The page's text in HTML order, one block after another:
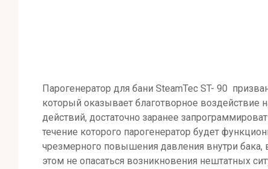
Парогенератор для бани SteamTec ST- 90
который оказывает благотворное
действий, достаточно заранее
течение которого парогенератор будет
чрезмерного повышения давления внутри бака,
этом не опасаться возникновения нештатных